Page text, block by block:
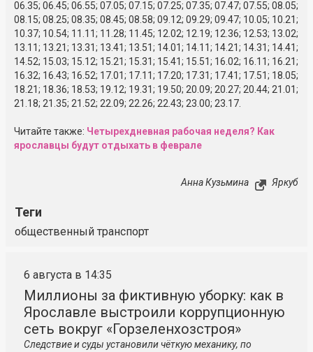
06.35; 06.45; 06.55; 07.05; 07.15; 07.25; 07.35; 07.47; 07.55; 08.05;
08.15; 08.25; 08.35; 08.45; 08.58; 09.12; 09.29; 09.47; 10.05; 10.21;
10.37; 10.54; 11.11; 11.28; 11.45; 12.02; 12.19; 12.36; 12.53; 13.02;
13.11; 13.21; 13.31; 13.41; 13.51; 14.01; 14.11; 14.21; 14.31; 14.41;
14.52; 15.03; 15.12; 15.21; 15.31; 15.41; 15.51; 16.02; 16.11; 16.21;
16.32; 16.43; 16.52; 17.01; 17.11; 17.20; 17.31; 17.41; 17.51; 18.05;
18.21; 18.36; 18.53; 19.12; 19.31; 19.50; 20.09; 20.27; 20.44; 21.01;
21.18; 21.35; 21.52; 22.09; 22.26; 22.43; 23.00; 23.17.
Читайте также: Четырехдневная рабочая неделя? Как
ярославцы будут отдыхать в феврале
Анна Кузьмина Яркуб
Теги
общественный транспорт
6 августа в 14:35
Миллионы за фиктивную уборку: как в
Ярославле выстроили коррупционную
сеть вокруг «Горзеленхозстроя»
Следствие и суды установили чёткую механику, по